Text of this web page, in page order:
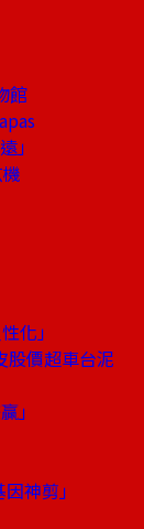
館
」
化」
價超車台泥
」
神剪」